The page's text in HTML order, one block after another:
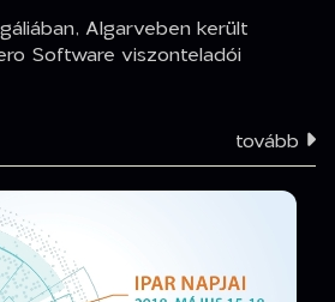
Algarveben került
Software viszonteladói
tovább